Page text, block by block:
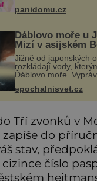
hvězd, které znáte z
panidomu.cz
Ďáblovo moře u
Mizí v asijském
trojúhelníku lodě
neznámé síly?
Jižně od japonských
rozkládají vody,
Ďáblovo moře.
mizejících beze stopy,
světlech, zrádných
mořských dracích,
epochalnisvet.cz
Tří zvonků v
do
stav,
číslo